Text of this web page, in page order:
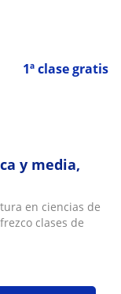
1ª clase gratis
y media,
en ciencias de
clases de